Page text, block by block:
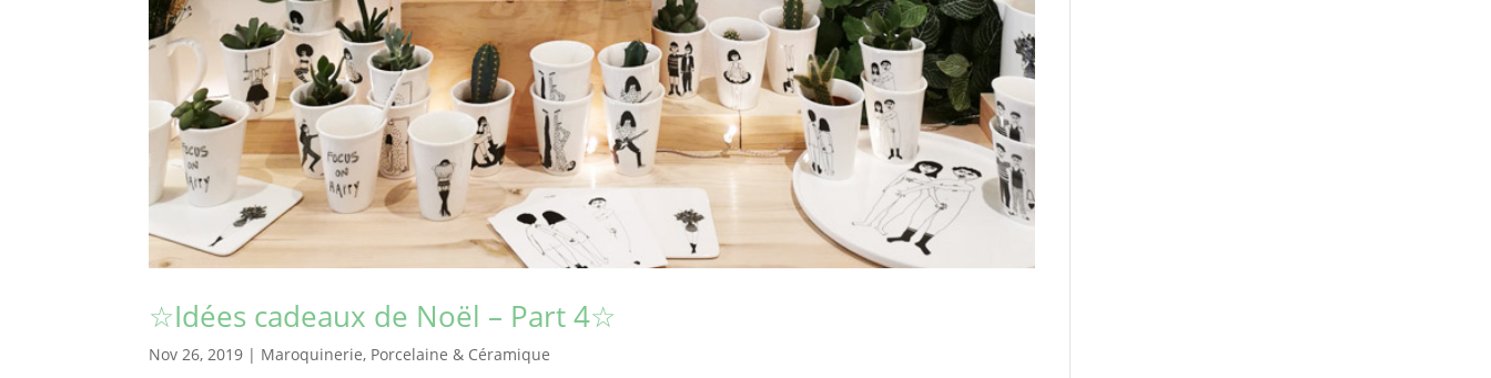
☆Idées cadeaux de Noël – Part 4☆
Nov 26, 2019 | Maroquinerie, Porcelaine & Céramique